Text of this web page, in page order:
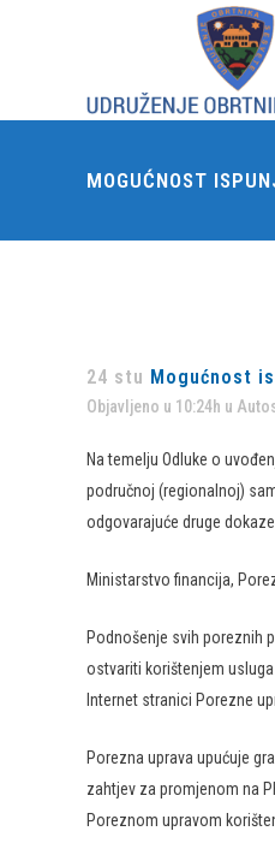
MOGUĆNOST
24 stu Mogućnost
Objavljeno u 10:24h u
​Na temelju Odluke o
područnoj (regionalnoj)
odgovarajuće druge
Ministarstvo financija,
Podnošenje svih poreznih
ostvariti korištenjem usluga
Internet stranici Porezne
Porezna uprava upućuje
zahtjev za promjenom na
Poreznom upravom